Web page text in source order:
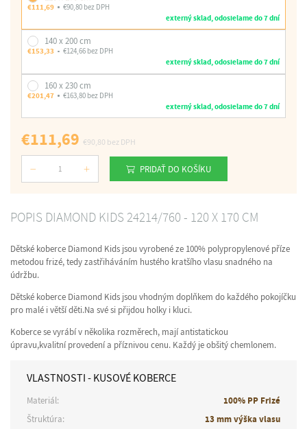
€111,69
€90,80 bez DPH
externý sklad, odosielame do 7 dní
140 x 200 cm
€153,33
€124,66 bez DPH
externý sklad, odosielame do 7 dní
160 x 230 cm
€201,47
€163,80 bez DPH
externý sklad, odosielame do 7 dní
€111,69 €90,80 bez DPH
Počet PRIDAŤ DO KOŠÍKU
POPIS DIAMOND KIDS 24214/760 - 120 X 170 CM
Dětské koberce Diamond Kids jsou vyrobené ze 100% polypropylenové příze
metodou frizé, tedy zastřiháváním hustého kratšího vlasu snadného na
údržbu.
Dětské koberce Diamond Kids jsou vhodným doplňkem do každého pokojíčku
pro malé i větší děti.Na své si přijdou holky i kluci.
Koberce se vyrábí v několika rozměrech, mají antistatickou
úpravu,kvalitní provedení a příznivou cenu. Každý je obšitý chemlonem.
VLASTNOSTI - KUSOVÉ KOBERCE
Materiál:
100% PP Frizé
Štruktúra:
13 mm výška vlasu